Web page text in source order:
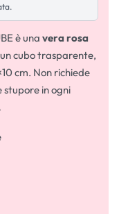
è una vera rosa
cubo trasparente,
cm. Non richiede
in ogni